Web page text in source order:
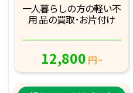
一人暮らしの方の軽い不
用 品の買取･お片付け
12,800 円~